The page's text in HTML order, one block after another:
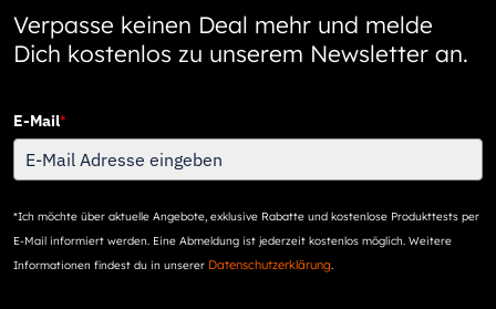
Verpasse keinen Deal mehr und melde
Dich kostenlos zu unserem Newsletter an.
E-Mail*
*Ich möchte über aktuelle Angebote, exklusive Rabatte und kostenlose Produkttests per
E-Mail informiert werden. Eine Abmeldung ist jederzeit kostenlos möglich. Weitere
Informationen findest du in unserer Datenschutzerklärung.